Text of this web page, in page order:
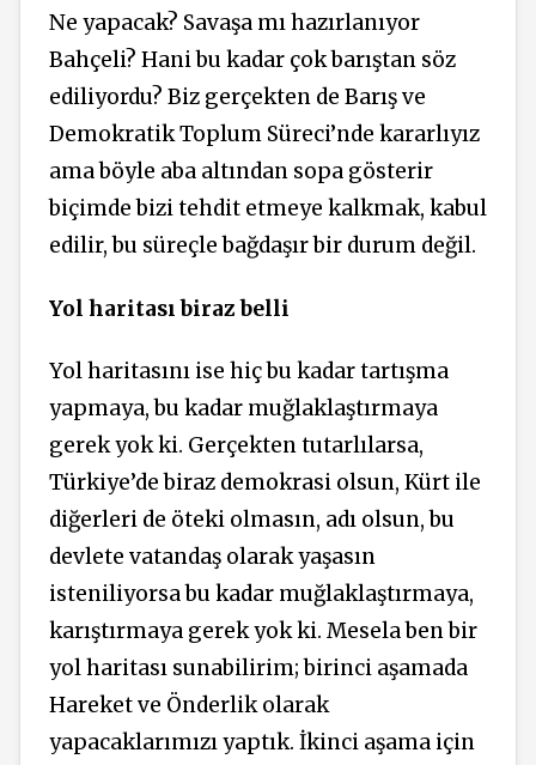
Ne yapacak? Savaşa mı hazırlanıyor
Bahçeli? Hani bu kadar çok barıştan söz
ediliyordu? Biz gerçekten de Barış ve
Demokratik Toplum Süreci’nde kararlıyız
ama böyle aba altından sopa gösterir
biçimde bizi tehdit etmeye kalkmak, kabul
edilir, bu süreçle bağdaşır bir durum değil.
Yol haritası biraz belli
Yolharitasını ise hiç bu kadar tartışma
yapmaya, bu kadar muğlaklaştırmaya
gerek yok ki. Gerçekten tutarlılarsa,
Türkiye’de biraz demokrasi olsun, Kürt ile
diğerleri de öteki olmasın, adı olsun, bu
devlete vatandaş olarak yaşasın
isteniliyorsa bu kadar muğlaklaştırmaya,
karıştırmaya gerek yok ki. Mesela ben bir
yol haritası sunabilirim; birinci aşamada
Hareket ve Önderlik olarak
yapacaklarımızı yaptık. İkinci aşama için